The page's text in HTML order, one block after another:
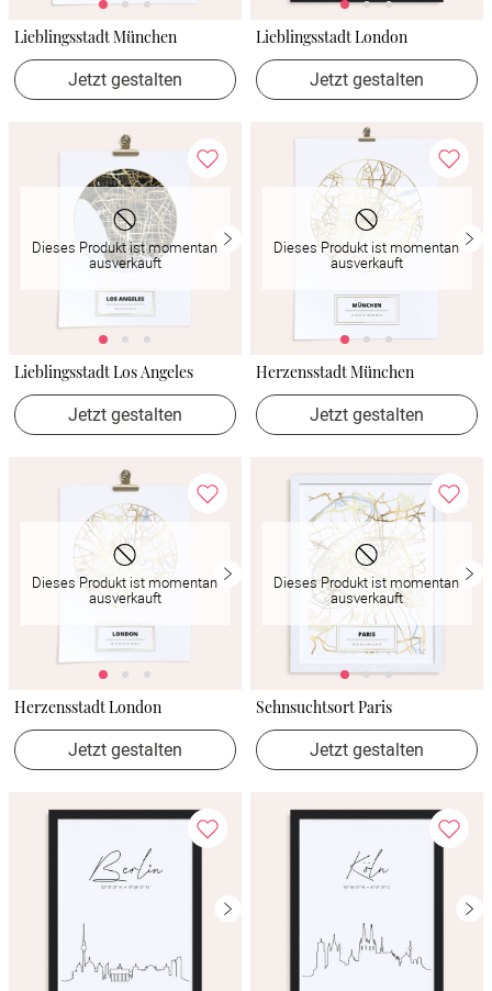
Lieblingsstadt München
Jetzt gestalten
Lieblingsstadt London
Jetzt gestalten
Dieses Produkt ist momentan
ausverkauft
Lieblingsstadt Los Angeles
Jetzt gestalten
Dieses Produkt ist momentan
ausverkauft
Herzensstadt München
Jetzt gestalten
Dieses Produkt ist momentan
ausverkauft
Herzensstadt London
Jetzt gestalten
Dieses Produkt ist momentan
ausverkauft
Sehnsuchtsort Paris
Jetzt gestalten